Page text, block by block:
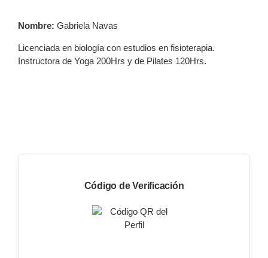
Nombre: Gabriela Navas
Licenciada en biología con estudios en fisioterapia.
Instructora de Yoga 200Hrs y de Pilates 120Hrs.
Código de Verificación